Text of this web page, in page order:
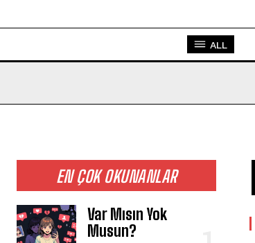
ALL
EN ÇOK OKUNANLAR
Var Mısın Yok
Musun?